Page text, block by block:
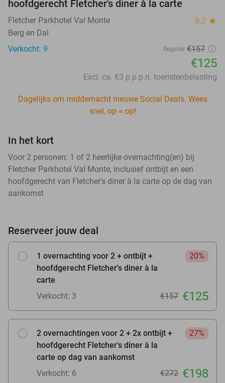
hoofdgerecht Fletcher's diner à la carte
Fletcher Parkhotel Val Monte 9.2 star
Berg en Dal
Verkocht: 9
Regulier €157
€125
Excl. ca. €3 p.p.p.n. toeristenbelasting
Dagelijks om middernacht nieuwe Social Deals. Wees
snel, op = op!
In het kort
Voor 2 personen: 1 of 2 heerlijke overnachting(en) bij
Fletcher Parkhotel Val Monte, inclusief ontbijt en een
hoofdgerecht van Fletcher's diner à la carte op de dag van
aankomst
Reserveer jouw deal
1 overnachting voor 2 + ontbijt +
hoofdgerecht Fletcher's diner à la
carte
20%
Verkocht: 3 €157 €125
2 overnachtingen voor 2 + 2x ontbijt +
hoofdgerecht Fletcher's diner à la
carte op dag van aankomst
27%
Verkocht: 6 €272 €198